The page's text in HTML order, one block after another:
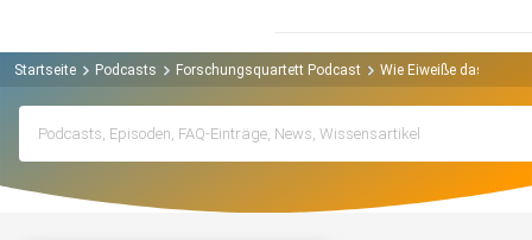
Startseite Podcasts Forschungsquartett Podcast Wie Eiweiße das